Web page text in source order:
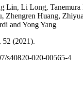
Lin, Li Long, Tanemura
Zhengren Huang,
and Yong Yang
52 (2021).
s40820-020-00565-4